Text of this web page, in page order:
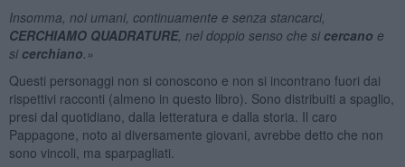
Insomma, noi umani, continuamente e senza stancarci,
CERCHIAMO QUADRATURE, nel doppio senso che si cercano e
si cerchiano »
Questi personaggi non si conoscono e non si incontrano fuori dai
rispettivi racconti (almeno in questo libro). Sono distribuiti a spaglio,
presi dal quotidiano, dalla letteratura e dalla storia. Il caro
Pappagone, noto ai diversamente giovani, avrebbe detto che non
sono vincoli, ma sparpagliati.